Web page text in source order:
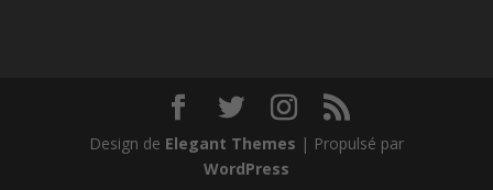
Design de Elegant Themes | Propulsé par
WordPress